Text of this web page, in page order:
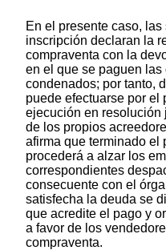
En el presente caso,
inscripción declaran la
compraventa con la
en el que se paguen
condenados; por tanto,
puede efectuarse por el
ejecución en resolución
de los propios
afirma que terminado el
procederá a alzar los
correspondientes
consecuente con el
satisfecha la deuda se
que acredite el pago y
a favor de los
compraventa.